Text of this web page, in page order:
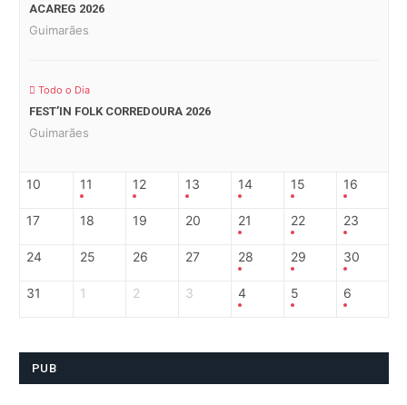
ACAREG 2026
Guimarães
Todo o Dia
FEST’IN FOLK CORREDOURA 2026
Guimarães
10 11 12 13 14 15 16
17 18 19 20 21 22 23
24 25 26 27 28 29 30
31 1 2 3 4 5 6
PUB